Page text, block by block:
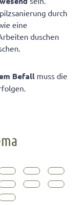
durch
eine
duschen
Befall muss die